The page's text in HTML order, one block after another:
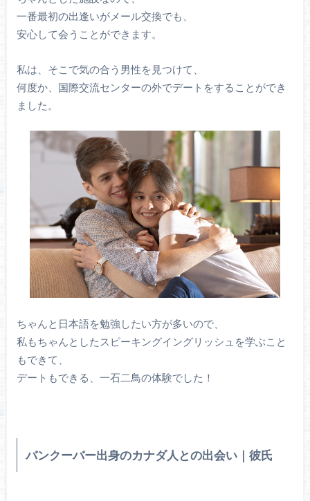
一番最初の出逢いがメール交換でも、
安心して会うことができます。
私は、そこで気の合う男性を見つけて、
何度か、国際交流センターの外でデートをすることができ
ました。
ちゃんと日本語を勉強したい方が多いので、
私もちゃんとしたスピーキングイングリッシュを学ぶこと
もできて、
デートもできる、一石二鳥の体験でした！
バンクーバー出身のカナダ人との出会い｜彼氏